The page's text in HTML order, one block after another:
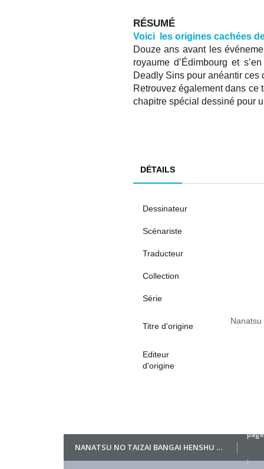
RÉSUMÉ
Voici les origines cachées
Douze ans avant les
royaume d’Édimbourg et
Deadly Sins pour anéantir
Retrouvez également dans
chapitre spécial dessiné pour
DÉTAILS
Dessinateur
Scénariste
Traducteur
Collection
Série
Titre d'origine
Nanatsu
Editeur
d'origine